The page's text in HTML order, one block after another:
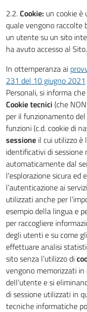
2.2.Cookie: un cookie è
quale vengono raccolte
un utente su un sito
ha avuto accesso al Sito.
In ottemperanza ai
231 del 10 giugno 2021
Personali, si informa
Cookie tecnici (che
per il funzionamento
funzioni (c.d. cookie di
sessione il cui utilizzo
identificativi di
automaticamente dal
l'esplorazione sicura ed
l’autenticazione ai
utilizzati anche per
esempio della lingua e
per raccogliere
degli utenti e su come
effettuare analisi
sito senza l’utilizzo di
vengono memorizzati
dell’utente e si
di sessione utilizzati in
tecniche informatiche